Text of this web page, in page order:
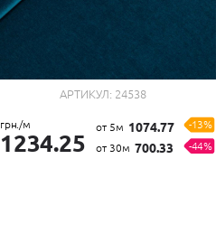
АРТИКУЛ: 24538
грн./м
1234.25
от 5м 1074.77
-13%
от 30м 700.33 -44%